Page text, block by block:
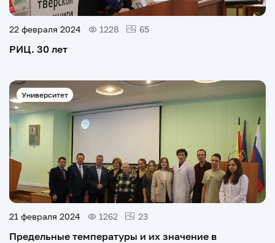
22 февраля 2024 1228 65
РИЦ. 30 лет
Университет
21 февраля 2024 1262 23
Предельные температуры и их значение в